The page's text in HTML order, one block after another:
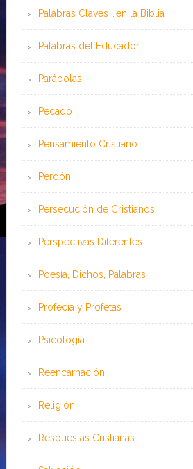
Palabras Claves …en la Biblia
Palabras del Educador
Parábolas
Pecado
Pensamiento Cristiano
Perdón
Persecución de Cristianos
Perspectivas Diferentes
Poesía, Dichos, Palabras
Profecía y Profetas
Psicología
Reencarnación
Religión
Respuestas Cristianas